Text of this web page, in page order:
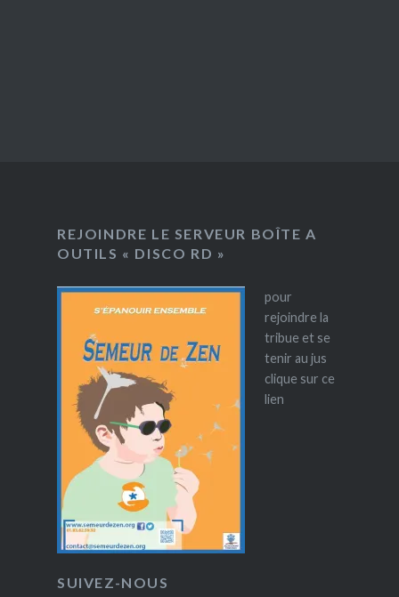
REJOINDRE LE SERVEUR BOÎTE A
OUTILS « DISCO RD »
pour
rejoindre la
tribue et se
tenir au jus
clique sur ce
lien
SUIVEZ-NOUS